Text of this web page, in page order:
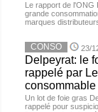
Le rapport de l'ONG
grande
marques
CONSO 23/
Delpeyrat: le
rappelé par
consommable
Un lot de foie gras
rappelé pour